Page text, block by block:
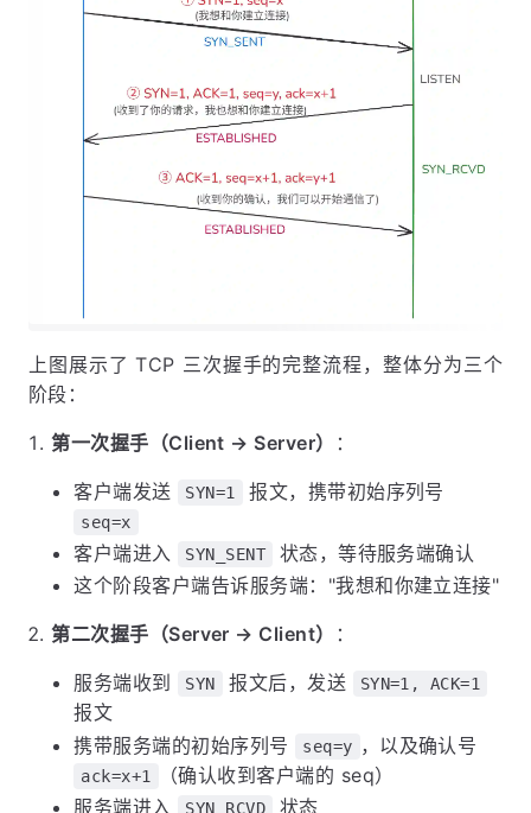
上图展示了 TCP 三次握手的完整流程，整体分为三个
阶段：
第一次握手（Client → Server） ：
客户端发送 SYN=1 报文，携带初始序列号
seq=x
客户端进入 SYN_SENT
状态，等待服务端确认
这个阶段客户端告诉服务端："我想和你建立连接"
第二次握手（Server → Client） ：
服务端收到 SYN 报文后，发送 SYN=1, ACK=1
报文
携带服务端的初始序列号
seq=y ，以及确认号
ack=x+1
（确认收到客户端的 seq）
服务端进入
SYN_RCVD 状态